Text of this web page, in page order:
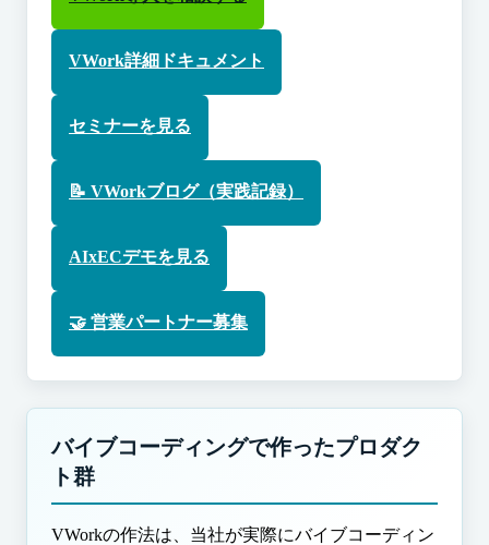
VWork詳細ドキュメント
セミナーを見る
📝 VWorkブログ（実践記録）
AIxECデモを見る
🤝 営業パートナー募集
バイブコーディングで作ったプロダク
ト群
VWorkの作法は、当社が実際にバイブコーディン